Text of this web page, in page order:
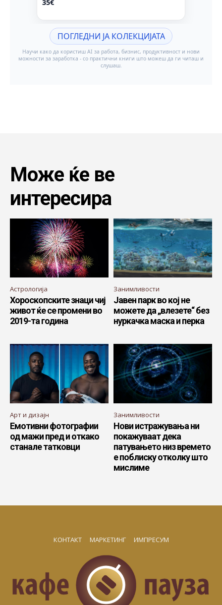
Може ќе ве
интересира
Астрологија
Хороскопските знаци чиј
живот ќе се промени во
2019-та година
Занимливости
Јавен парк во кој не
можете да „влезете“ без
нуркачка маска и перка
Арт и дизајн
Емотивни фотографии
од мажи пред и откако
станале татковци
Занимливости
Нови истражувања ни
покажуваат дека
патувањето низ времето
е поблиску отколку што
мислиме
КОНТАКТ МАРКЕТИНГ ИМПРЕСУМ